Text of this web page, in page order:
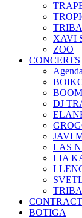
XAVI
ZOO
CONCERTS
Agenda
DJ
JAVI
LAS
LIA
BOTIGA